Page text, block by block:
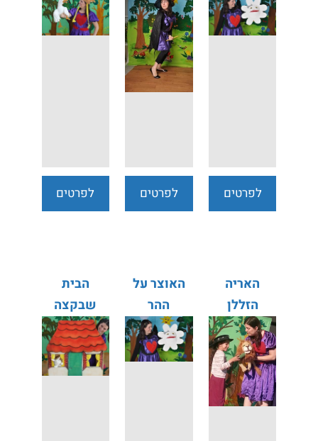
לפרטים
לפרטים
לפרטים
האריה
הזללן
האוצר על
ההר
הבית
שבקצה
היער